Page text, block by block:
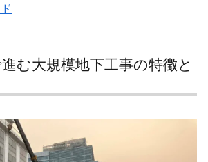
む大規模地下工事の特徴と